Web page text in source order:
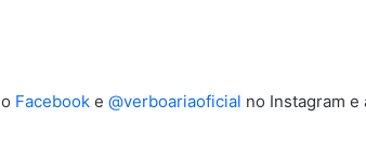
Facebook e @verboariaoficial no Instagram e